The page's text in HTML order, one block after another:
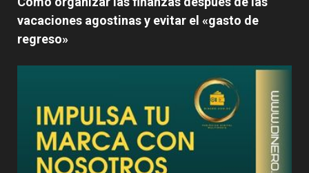
vacaciones agostinas y evitar el «gasto de
regreso»